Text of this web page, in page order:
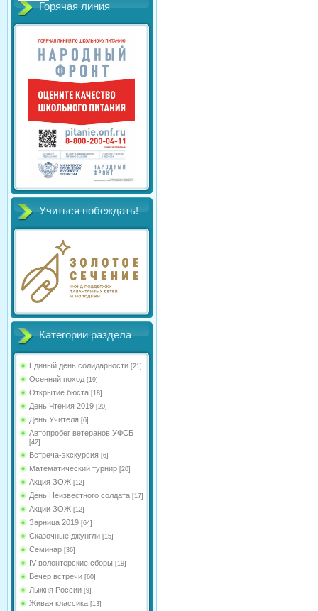
Горячая линия
Учиться побеждать!
Категории раздела
Единый день солидарности [21]
Осенний поход [19]
Открытие бюста [18]
День Чтения 2019 [20]
День Учителя [6]
Автопробег ветеранов УФСБ
[42]
Встреча-экскурсия [6]
Математический турнир [20]
Акция ЗОЖ [12]
День Неизвестного солдата [17]
Акции ЗОЖ [12]
Зарница 2019 [64]
Сказочные джунгли [15]
Семинар [36]
IV волонтерские сборы [19]
Вечер встречи [60]
Лыжня России [9]
Живая классика [13]